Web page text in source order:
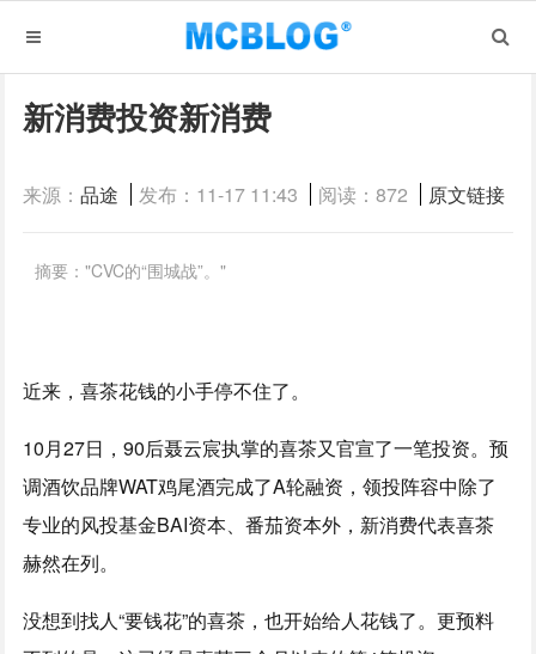
新消费投资新消费
来源：品途 发布：11-17 11:43 阅读：872 原文链接
摘要："CVC的“围城战”。"
近来，喜茶花钱的小手停不住了。
10月27日，90后聂云宸执掌的喜茶又官宣了一笔投资。预
调酒饮品牌WAT鸡尾酒完成了A轮融资，领投阵容中除了
专业的风投基金BAI资本、番茄资本外，新消费代表喜茶
赫然在列。
没想到找人“要钱花”的喜茶，也开始给人花钱了。更预料